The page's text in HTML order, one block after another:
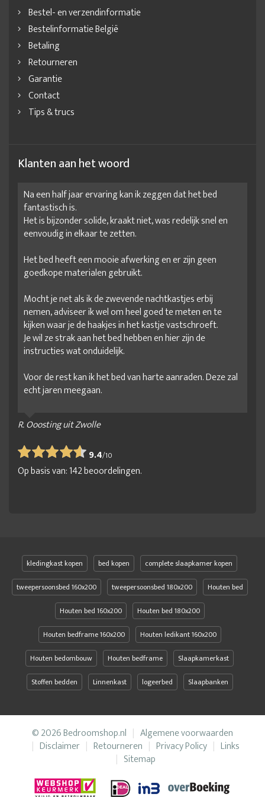
Werkplek inrichting
Werkplek klein kantoor inrichten
Werkruimte inrichten
Bestel- en verzendinformatie
Bestelinformatie België
Betaling
Retourneren
Garantie
Contact
Tips & trucs
Klanten aan het woord
Na een half jaar ervaring kan ik zeggen dat het bed
fantastisch is.
Het is bijzonder solide, kraakt niet, was redelijk snel en
eenvoudig in elkaar te zetten.
Het bed heeft een mooie afwerking en er zijn geen
goedkope materialen gebruikt.
Mocht je net als ik de zwevende nachtkastjes erbij
nemen, adviseer ik wel om heel goed te meten en te
kijken waar je de haakjes in het kastje vastschroeft.
Je wil ze strak aan het bed hebben en hier zijn de
instructies wat onduidelijk.
Voor de rest kan ik het bed van harte aanraden. Deze zal
echt jaren meegaan.
R. Ooosting uit Zwolle
9.4/10
Op basis van:142beoordelingen.
kledingkast kopen bed kopen
complete slaapkamer kopen
tweepersoonsbed 160x200
tweepersoonsbed 180x200
Houten bed
Houten bed 160x200
Houten bed 180x200
Houten bedframe 160x200
Houten ledikant 160x200
Houten bedombouw
Houten bedframe
Slaapkamerkast
Stoffen bedden
Linnenkast logeerbed Slaapbanken
© 2026 Bedroomshop.nl
Algemene voorwaarden
Disclaimer
Retourneren Privacy Policy
Links
Sitemap